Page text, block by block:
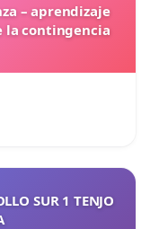
– aprendizaje
la contingencia
SUR 1 TENJO